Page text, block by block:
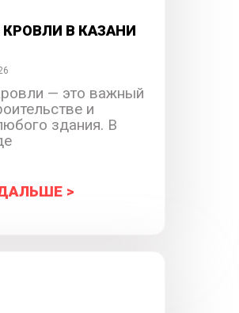
В КАЗАНИ
— это важный
и
здания. В
>